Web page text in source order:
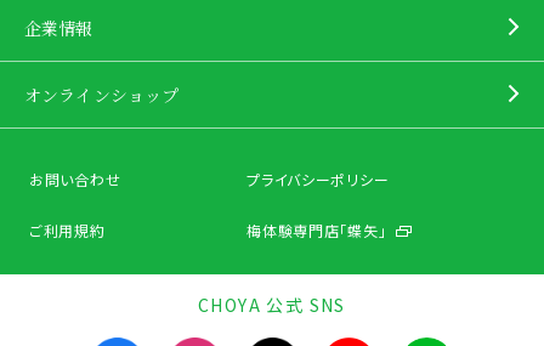
企業情報
オンラインショップ
お問い合わせ プライバシーポリシー
ご利用規約 梅体験専門店「蝶矢」
CHOYA 公式 SNS